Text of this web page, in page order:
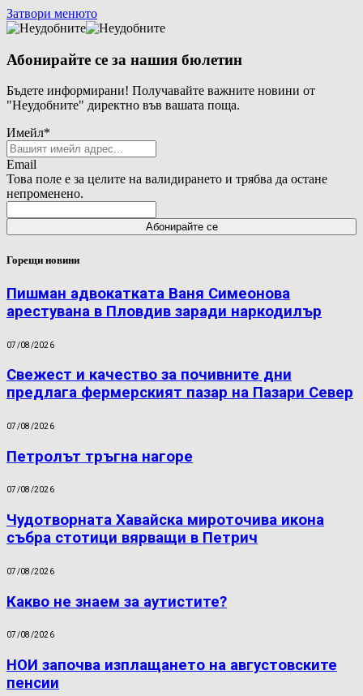
Затвори менюто
Абонирайте се за нашия бюлетин
Бъдете информирани! Получавайте важните новини от
"Неудобните" директно във вашата поща.
Имейл*
Email
Това поле е за целите на валидирането и трябва да остане
непроменено.
Горещи новини
Пишман адвокатката Ваня Симеонова
арестувана в Пловдив заради наркодилър
07/08/2026
Свежест и качество за почивните дни
предлага фермерският пазар на Пазари Север
07/08/2026
Петролът тръгна нагоре
07/08/2026
Чудотворната Хавайска мироточива икона
събра стотици вярващи в Петрич
07/08/2026
Какво не знаем за аутистите?
07/08/2026
НОИ започва изплащането на августовските
пенсии